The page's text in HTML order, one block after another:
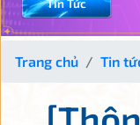
Tin Tức
Trang chủ Tin